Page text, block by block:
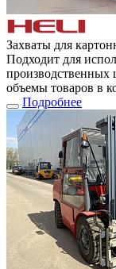
Захваты для
Подходит для
производственных
объемы товаров в
Подробнее